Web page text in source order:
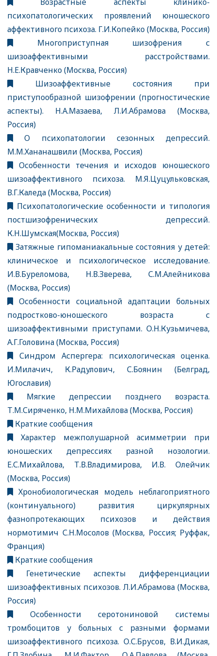
психопатологических проявлений юношеского
аффективного психоза. Г.И.Копейко (Москва, Россия)
Многоприступная шизофрения с
шизоаффективными расстройствами.
Н.Е.Кравченко (Москва, Россия)
Шизоаффективные состояния при
приступообразной шизофрении (прогностические
аспекты). Н.А.Мазаева, Л.И.Абрамова (Москва,
Россия)
О психопатологии сезонных депрессий.
М.М.Хананашвили (Москва, Россия)
Особенности течения и исходов юношеского
шизоаффективного психоза. М.Я.Цуцульковская,
В.Г.Каледа (Москва, Россия)
Психопатологические особенности и типология
постшизофренических депрессий.
К.Н.Шумская(Москва, Россия)
Затяжные гипоманиакальные состояния у детей:
клиническое и психологическое исследование.
И.В.Буреломова, Н.В.Зверева, С.М.Алейникова
(Москва, Россия)
Особенности социальной адаптации больных
подростково-юношеского возраста с
шизоаффективными приступами. О.Н.Кузьмичева,
А.Г.Головина (Москва, Россия)
Синдром Аспергера: психологическая оценка.
И.Милачич, К.Радулович, С.Боянин (Белград,
Югославия)
Мягкие депрессии позднего возраста.
Т.М.Сиряченко, Н.М.Михайлова (Москва, Россия)
Краткие сообщения
Характер межполушарной асимметрии при
юношеских депрессиях разной нозологии.
Е.С.Михайлова, Т.В.Владимирова, И.В. Олейчик
(Москва, Россия)
Хронобиологическая модель неблагоприятного
(континуального) развития циркулярных
фазнопротекающих психозов и действия
нормотимич С.Н.Мосолов (Москва, Россия; Руффак,
Франция)
Краткие сообщения
Генетические аспекты дифференциации
шизоаффективных психозов. Л.И.Абрамова (Москва,
Россия)
Особенности серотониновой системы
тромбоцитов у больных с разными формами
шизоаффективного психоза. О.С.Брусов, В.И.Дикая,